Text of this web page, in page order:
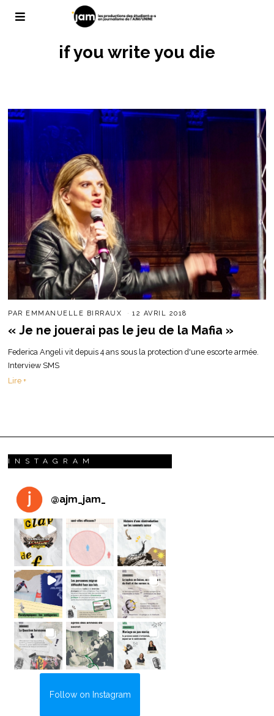
if you write you die
PAR EMMANUELLE BIRRAUX 12 AVRIL 2018
« Je ne jouerai pas le jeu de la Mafia »
Federica Angeli vit depuis 4 ans sous la protection d'une escorte armée.
Interview SMS
Lire +
INSTAGRAM
@ajm_jam_
Follow on Instagram